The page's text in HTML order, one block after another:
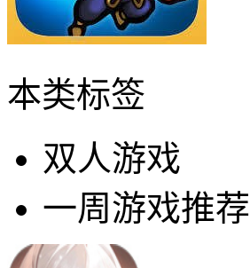
本类标签
双人游戏
一周游戏推荐